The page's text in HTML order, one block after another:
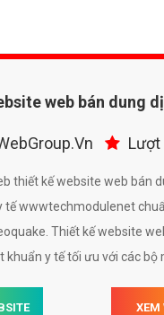
web bán dung
y tế -
Lượt
thiết kế website web bán
tế wwwtechmodulenet
Thiết kế website
khuẩn y tế tối ưu với các bộ
dùng lướt website webXEM